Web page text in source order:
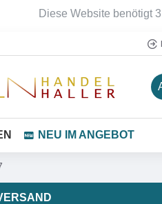
Diese Website benötigt
NEU IM ANGEBOT